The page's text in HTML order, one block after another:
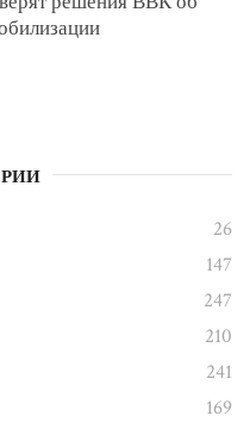
26
147
247
210
241
169